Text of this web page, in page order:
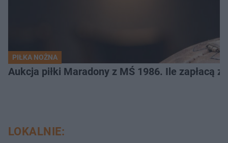
PIŁKA NOŻNA
Aukcja piłki Maradony z MŚ 1986. Ile zapłacą
LOKALNIE: